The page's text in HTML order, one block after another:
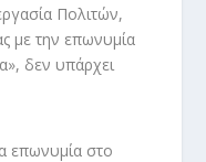
Πολιτών,
με την επωνυμία
δεν υπάρχει
επωνυμία στο